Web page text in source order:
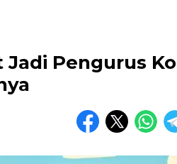
Pengurus
Modern Rekrutmen Staf